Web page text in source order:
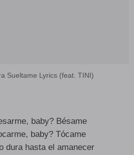
Sueltame Lyrics (feat. TINI)
baby? Bésame
baby? Tócame
dura hasta el amanecer